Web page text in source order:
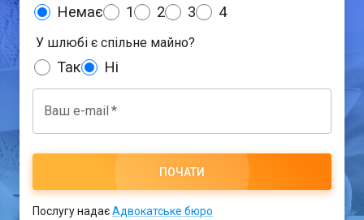
Немає 1 2 3 4
У шлюбі є спільне майно?
Так Ні
Ваш e-mail *
ПОЧАТИ
Послугу надаєАдвокатське бюро